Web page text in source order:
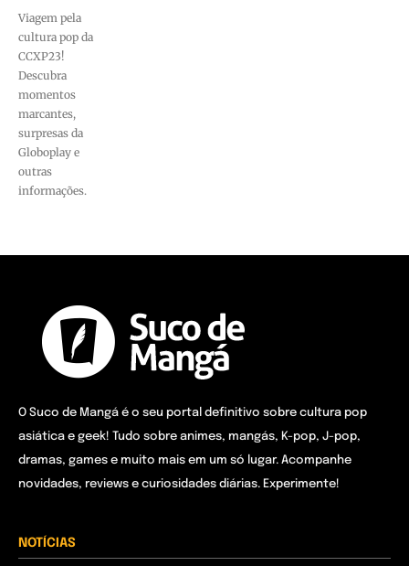
Viagem pela
cultura pop da
CCXP23!
Descubra
momentos
marcantes,
surpresas da
Globoplay e
outras
informações.
O Suco de Mangá é o seu portal definitivo sobre cultura pop
asiática e geek! Tudo sobre animes, mangás, K-pop, J-pop,
dramas, games e muito mais em um só lugar. Acompanhe
novidades, reviews e curiosidades diárias. Experimente!
NOTÍCIAS